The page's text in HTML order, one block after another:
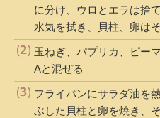
に分け、ウロとエラは捨
水気を拭き、貝柱、卵は
玉ねぎ、パプリカ、ピー
Aと混ぜる
フライパンにサラダ油を
ぶした貝柱と卵を焼き、